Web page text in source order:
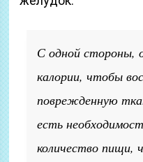
С одной стороны,
калории, чтобы
поврежденную
есть
количество пищи,